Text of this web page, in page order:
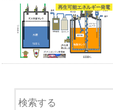
再生可能エネルギー発電